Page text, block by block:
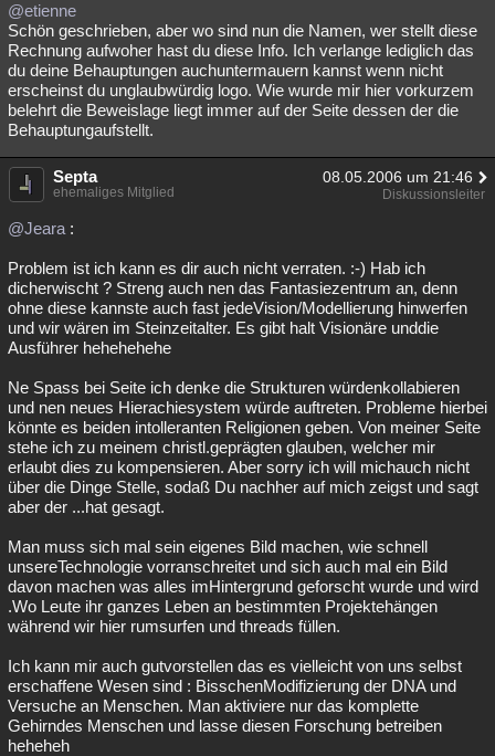
@etienne
Schön geschrieben, aber wo sind nun die Namen, wer stellt diese
Rechnung aufwoher hast du diese Info. Ich verlange lediglich das
du deine Behauptungen auchuntermauern kannst wenn nicht
erscheinst du unglaubwürdig logo. Wie wurde mir hier vorkurzem
belehrt die Beweislage liegt immer auf der Seite dessen der die
Behauptungaufstellt.
Septa 08.05.2006 um 21:46
ehemaliges Mitglied Diskussionsleiter
@Jeara :
Problem ist ich kann es dir auch nicht verraten. :-) Hab ich
dicherwischt ? Streng auch nen das Fantasiezentrum an, denn
ohne diese kannste auch fast jedeVision/Modellierung hinwerfen
und wir wären im Steinzeitalter. Es gibt halt Visionäre unddie
Ausführer hehehehehe
Ne Spass bei Seite ich denke die Strukturen würdenkollabieren
und nen neues Hierachiesystem würde auftreten. Probleme hierbei
könnte es beiden intolleranten Religionen geben. Von meiner Seite
stehe ich zu meinem christl.geprägten glauben, welcher mir
erlaubt dies zu kompensieren. Aber sorry ich will michauch nicht
über die Dinge Stelle, sodaß Du nachher auf mich zeigst und sagt
aber der ...hat gesagt.
Man muss sich mal sein eigenes Bild machen, wie schnell
unsereTechnologie vorranschreitet und sich auch mal ein Bild
davon machen was alles imHintergrund geforscht wurde und wird
.Wo Leute ihr ganzes Leben an bestimmten Projektehängen
während wir hier rumsurfen und threads füllen.
Ich kann mir auch gutvorstellen das es vielleicht von uns selbst
erschaffene Wesen sind : BisschenModifizierung der DNA und
Versuche an Menschen. Man aktiviere nur das komplette
Gehirndes Menschen und lasse diesen Forschung betreiben
heheheh